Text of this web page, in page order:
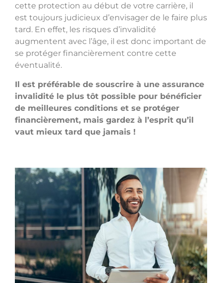
cette protection au début de votre carrière, il
est toujours judicieux d’envisager de le faire plus
tard. En effet, les risques d’invalidité
augmentent avec l’âge, il est donc important de
se protéger financièrement contre cette
éventualité.
Il est préférable de souscrire à une assurance
invalidité le plus tôt possible pour bénéficier
de meilleures conditions et se protéger
financièrement, mais gardez à l’esprit qu’il
vaut mieux tard que jamais !